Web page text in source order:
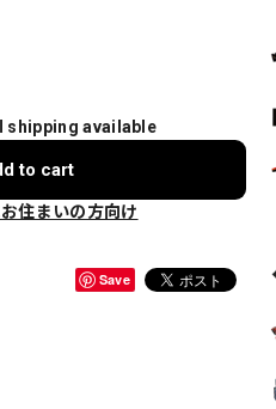
shipping available
to cart
住まいの方向け
Save